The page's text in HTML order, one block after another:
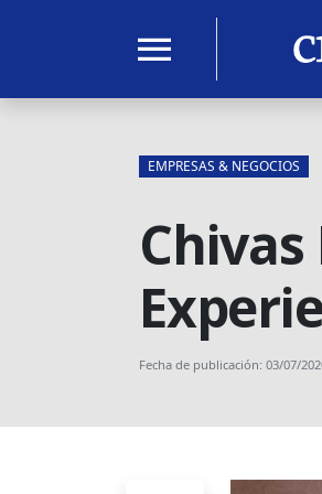
menu
EMPRESAS & NEGOCIOS
Fecha de publicación: 03/07/